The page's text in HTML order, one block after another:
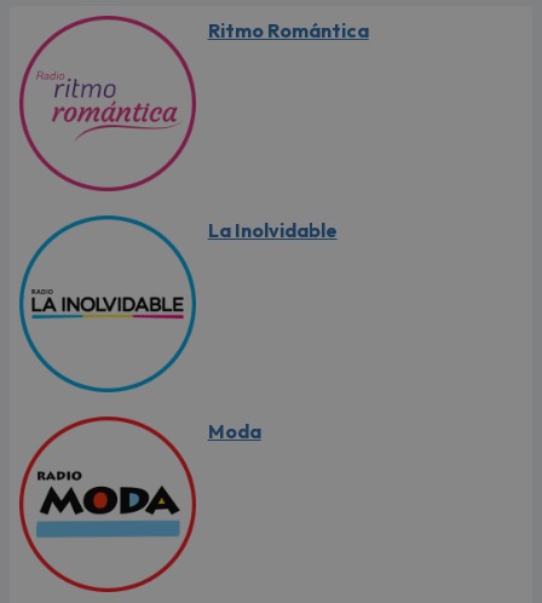
Ritmo Romántica
La Inolvidable
Moda